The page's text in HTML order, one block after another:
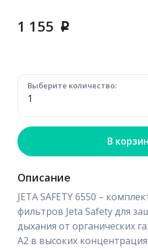
1 155 p
Выберите количество:
В
Описание
JETA SAFETY 6550 –
фильтров Jeta Safety для
дыхания от органических
А2 в высоких